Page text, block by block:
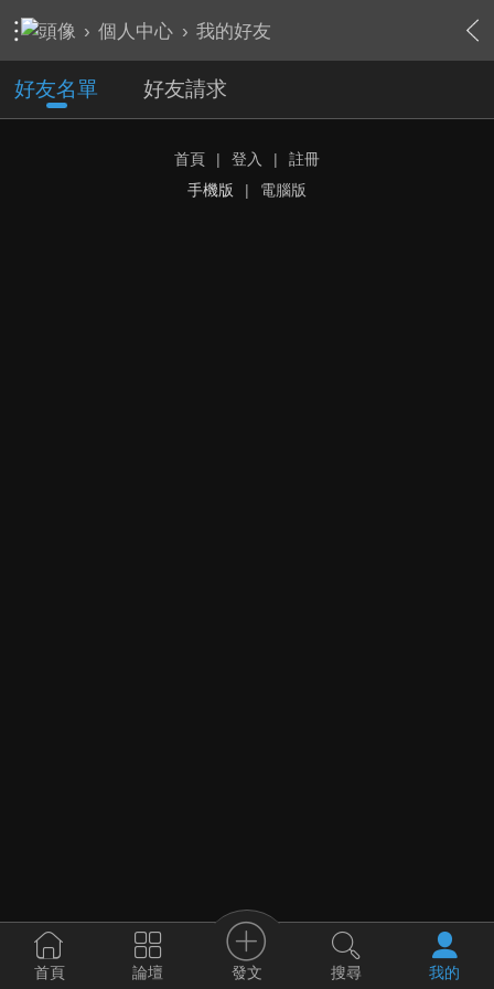
› 個人中心 › 我的好友
好友名單 好友請求
首頁 | 登入 |
註冊
手機版
| 電腦版
首頁 論壇 發文 搜尋 我的